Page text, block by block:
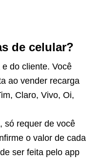
de celular?
do cliente. Você
ao vender recarga
Claro, Vivo, Oi,
só requer de você
o valor de cada
ser feita pelo app